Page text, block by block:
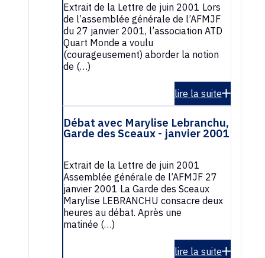
Extrait de la Lettre de juin 2001 Lors
de l’assemblée générale de l’AFMJF
du 27 janvier 2001, l’association ATD
Quart Monde a voulu
(courageusement) aborder la notion
de (…)
lire la suite
Débat avec Marylise Lebranchu,
Garde des Sceaux - janvier 2001
Extrait de la Lettre de juin 2001
Assemblée générale de l’AFMJF 27
janvier 2001 La Garde des Sceaux
Marylise LEBRANCHU consacre deux
heures au débat. Après une
matinée (…)
lire la suite